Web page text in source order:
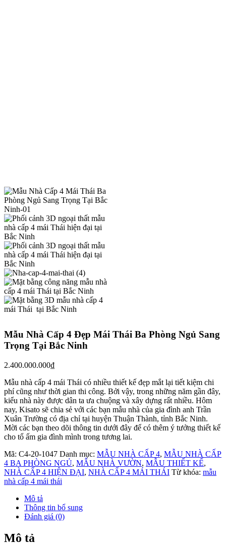
Mẫu Nhà Cấp 4 Đẹp Mái Thái Ba Phòng Ngủ Sang
Trọng Tại Bắc Ninh
2.400.000.000₫
Mẫu nhà cấp 4 mái Thái có nhiều thiết kế đẹp mắt lại tiết kiệm chi
phí cũng như thời gian thi công. Bởi vậy, trong những năm gần đây,
kiểu nhà này được dân ta ưa chuộng và xây dựng rất nhiều. Hôm
nay, Kisato sẽ chia sẻ với các bạn mẫu nhà của gia đình anh Trần
Xuân Trường có địa chỉ tại huyện Thuận Thành, tỉnh Bắc Ninh.
Mời các bạn theo dõi thông tin dưới đây để có thêm ý tưởng thiết kế
cho tổ ấm gia đình mình trong tương lai.
Mã: C4-20-1047 Danh mục: MẪU NHÀ CẤP 4, MẪU NHÀ CẤP
4 BA PHÒNG NGỦ, MẪU NHÀ VƯỜN, MẪU THIẾT KẾ,
NHÀ CẤP 4 HIỆN ĐẠI, NHÀ CẤP 4 MÁI THÁI Từ khóa: mẫu
nhà cấp 4 mái thái
Mô tả
Thông tin bổ sung
Đánh giá (0)
Mô tả